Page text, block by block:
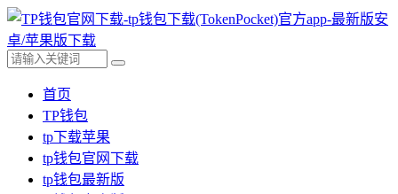
首页
TP钱包
tp下载苹果
tp钱包官网下载
tp钱包最新版